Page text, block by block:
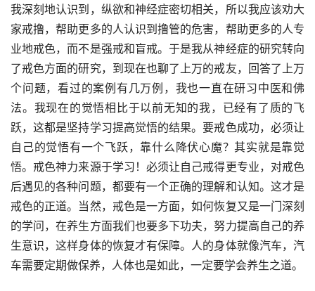
我深刻地认识到，纵欲和神经症密切相关，所以我应该劝大
家戒撸，帮助更多的人认识到撸管的危害，帮助更多的人专
业地戒色，而不是强戒和盲戒。于是我从神经症的研究转向
了戒色方面的研究，到现在也聊了上万的戒友，回答了上万
个问题，看过的案例有几万例，我也一直在研习中医和佛
法。我现在的觉悟相比于以前无知的我，已经有了质的飞
跃，这都是坚持学习提高觉悟的结果。要戒色成功，必须让
自己的觉悟有一个飞跃，靠什么降伏心魔？其实就是靠觉
悟。戒色神力来源于学习！必须让自己戒得更专业，对戒色
后遇见的各种问题，都要有一个正确的理解和认知。这才是
戒色的正道。当然，戒色是一方面，如何恢复又是一门深刻
的学问，在养生方面我们也要多下功夫，努力提高自己的养
生意识，这样身体的恢复才有保障。人的身体就像汽车，汽
车需要定期做保养，人体也是如此，一定要学会养生之道。